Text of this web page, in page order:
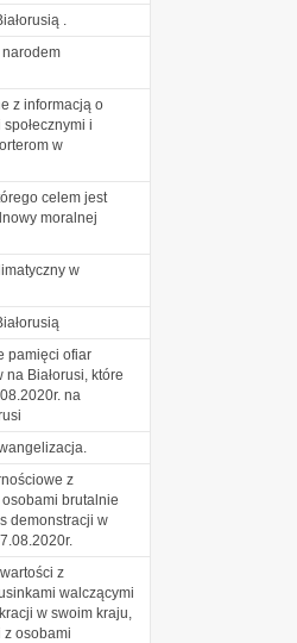
.
narodem
z informacją o
i
w
celem jest
moralnej
w
pamięci ofiar
Białorusi, które
na
z
brutalnie
demonstracji w
z
walczącymi
w swoim kraju,
osobami